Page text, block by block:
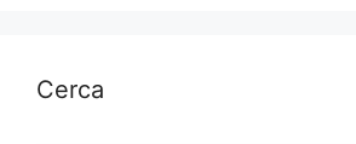
Cerca